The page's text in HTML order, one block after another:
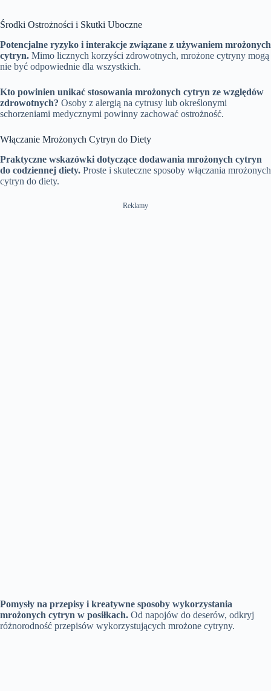
Środki Ostrożności i Skutki Uboczne
Potencjalne ryzyko i interakcje związane z używaniem mrożonych
cytryn. Mimo licznych korzyści zdrowotnych, mrożone cytryny mogą
nie być odpowiednie dla wszystkich.
Kto powinien unikać stosowania mrożonych cytryn ze względów
zdrowotnych? Osoby z alergią na cytrusy lub określonymi
schorzeniami medycznymi powinny zachować ostrożność.
Włączanie Mrożonych Cytryn do Diety
Praktyczne wskazówki dotyczące dodawania mrożonych cytryn
do codziennej diety. Proste i skuteczne sposoby włączania mrożonych
cytryn do diety.
Reklamy
Pomysły na przepisy i kreatywne sposoby wykorzystania
mrożonych cytryn w posiłkach. Od napojów do deserów, odkryj
różnorodność przepisów wykorzystujących mrożone cytryny.